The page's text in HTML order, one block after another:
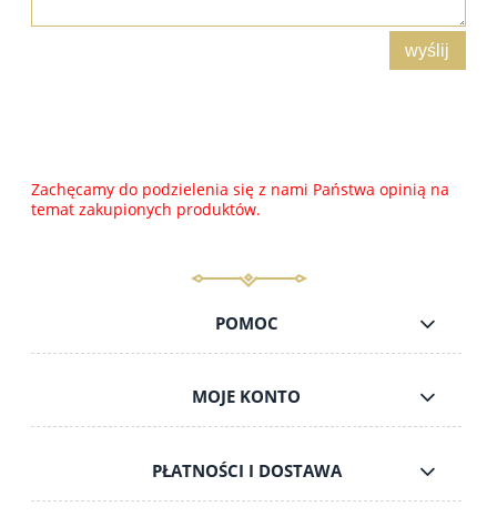
wyślij
Zachęcamy do podzielenia się z nami Państwa opinią na
temat zakupionych produktów.
POMOC
MOJE KONTO
PŁATNOŚCI I DOSTAWA